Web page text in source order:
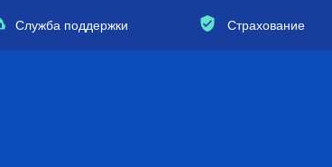
Служба поддержки Страхование